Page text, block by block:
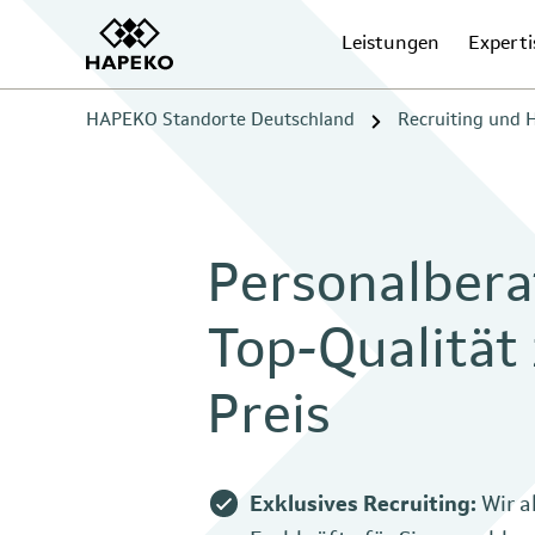
Leistungen
HAPEKO Standorte Deutschland Recruiting und
Top-
Preis
Exklusives Recruiting: Wir